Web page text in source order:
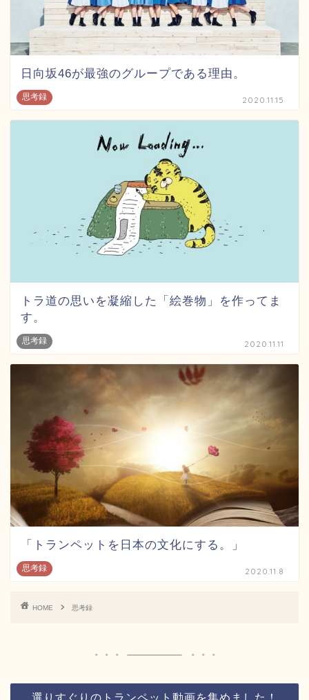
思考録
日向坂46が最強のグループである理由。
2020.11.15
思考録
トラ道の思いを凝縮した「絵巻物」を作ってま
す。
2020.11.11
思考録
「トランペットを日本の文化にする。」
2020.11.8
HOME 思考録
選りすぐりのトランペット動画を集めました！